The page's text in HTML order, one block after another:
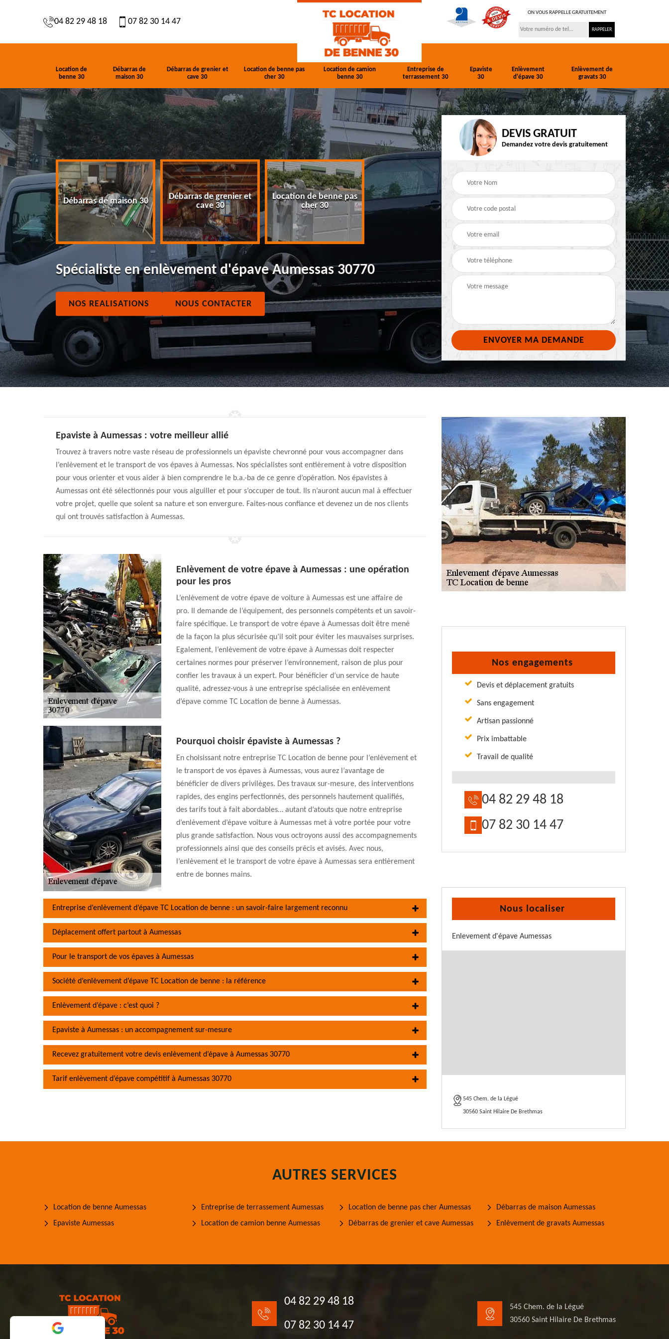
04 82 29 48 18 07 82 30 14 47
ON VOUS RAPPELLE GRATUITEMENT
Location de
benne 30
Débarras de
maison 30
Débarras de grenier et
cave 30
Location de benne pas
cher 30
Location de camion
benne 30
Entreprise de
terrassement 30
Epaviste
30
Enlèvement
d'épave 30
Enlèvement de
gravats 30
benne 30 Débarras de maison 30
Débarras de grenier et
cave 30
Location de benne pas
cher 30
Location de camion
benne 30
Entreprise de
terrassement 30
Epaviste 30
Spécialiste en enlèvement d'épave Aumessas 30770
NOS REALISATIONS NOUS CONTACTER
DEVIS GRATUIT
Demandez votre devis gratuitement
Epaviste à Aumessas : votre meilleur allié
Trouvez à travers notre vaste réseau de professionnels un épaviste chevronné pour vous accompagner dans
l’enlèvement et le transport de vos épaves à Aumessas. Nos spécialistes sont entièrement à votre disposition
pour vous orienter et vous aider à bien comprendre le b.a.-ba de ce genre d’opération. Nos épavistes à
Aumessas ont été sélectionnés pour vous aiguiller et pour s’occuper de tout. Ils n’auront aucun mal à effectuer
votre projet, quelle que soient sa nature et son envergure. Faites-nous confiance et devenez un de nos clients
qui ont trouvés satisfaction à Aumessas.
Enlèvement de votre épave à Aumessas : une opération
pour les pros
L’enlèvement de votre épave de voiture à Aumessas est une affaire de
pro. Il demande de l’équipement, des personnels compétents et un savoir-
faire spécifique. Le transport de votre épave à Aumessas doit être mené
de la façon la plus sécurisée qu’il soit pour éviter les mauvaises surprises.
Egalement, l’enlèvement de votre épave à Aumessas doit respecter
certaines normes pour préserver l’environnement, raison de plus pour
confier les travaux à un expert. Pour bénéficier d’un service de haute
qualité, adressez-vous à une entreprise spécialisée en enlèvement
d’épave comme TC Location de benne à Aumessas.
Pourquoi choisir épaviste à Aumessas ?
En choisissant notre entreprise TC Location de benne pour l’enlèvement et
le transport de vos épaves à Aumessas, vous aurez l’avantage de
bénéficier de divers privilèges. Des travaux sur-mesure, des interventions
rapides, des engins perfectionnés, des personnels hautement qualifiés,
des tarifs tout à fait abordables… autant d’atouts que notre entreprise
d’enlèvement d’épave voiture à Aumessas met à votre portée pour votre
plus grande satisfaction. Nous vous octroyons aussi des accompagnements
professionnels ainsi que des conseils précis et avisés. Avec nous,
l’enlèvement et le transport de votre épave à Aumessas sera entièrement
entre de bonnes mains.
Entreprise d’enlèvement d’épave TC Location de benne : un savoir-faire largement reconnu
Déplacement offert partout à Aumessas
Pour le transport de vos épaves à Aumessas
Société d’enlèvement d’épave TC Location de benne : la référence
Enlèvement d’épave : c’est quoi ?
Epaviste à Aumessas : un accompagnement sur-mesure
Recevez gratuitement votre devis enlèvement d’épave à Aumessas 30770
Tarif enlèvement d’épave compétitif à Aumessas 30770
Nos engagements
Devis et déplacement gratuits
Sans engagement
Artisan passionné
Prix imbattable
Travail de qualité
04 82 29 48 18
07 82 30 14 47
Nous localiser
Enlevement d'épave Aumessas
545 Chem. de la Légué
30560 Saint Hilaire De Brethmas
AUTRES SERVICES
Location de benne Aumessas
Epaviste Aumessas
Entreprise de terrassement Aumessas
Location de camion benne Aumessas
Location de benne pas cher Aumessas
Débarras de grenier et cave Aumessas
Débarras de maison Aumessas
Enlèvement de gravats Aumessas
04 82 29 48 18
07 82 30 14 47
545 Chem. de la Légué
30560 Saint Hilaire De Brethmas